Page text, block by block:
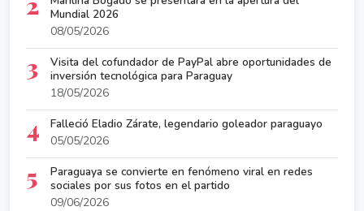
Mundial 2026
08/05/2026
3
Visita del cofundador de PayPal abre oportunidades de
inversión tecnológica para Paraguay
18/05/2026
4
Falleció Eladio Zárate, legendario goleador paraguayo
05/05/2026
5
Paraguaya se convierte en fenómeno viral en redes
sociales por sus fotos en el partido
09/06/2026